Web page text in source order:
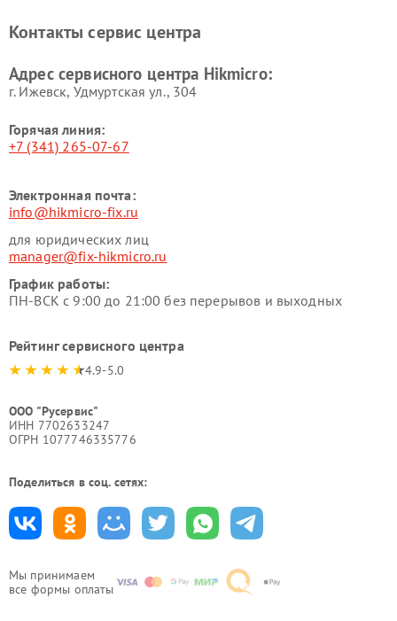
Мы принимаем
все формы оплаты
Контакты сервис центра
Адрес сервисного центра Hikmicro:
г. Ижевск, Удмуртская ул., 304
Горячая линия:
+7 (341) 265-07-67
Электронная почта:
info@hikmicro-fix.ru
для юридических лиц
manager@fix-hikmicro.ru
График работы:
ПН-ВСК с 9:00 до 21:00 без перерывов и выходных
Рейтинг сервисного центра
4.9-5.0
ООО "Русервис"
ИНН 7702633247
ОГРН 1077746335776
Поделиться в соц. сетях: